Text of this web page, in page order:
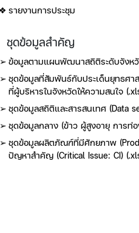
รายงานการประชุม
ชุดข้อมูลสำคัญ
ข้อมูลตามแผนพัฒนาสถิติระดับจังห
ชุดข้อมูลที่สัมพันธ์กับประเด็นยุทธศา
ที่ผู้บริหารในจังหวัดให้ความสนใจ
ชุดข้อมูลสถิติและสารสนเทศ (Data
ชุดข้อมูลกลาง (ข้าว ผู้สูงอายุ การท่อ
ชุดข้อมูลผลิตภัณฑ์ที่มีศักยภาพ
ปัญหาสำคัญ (Critical Issue: CI)